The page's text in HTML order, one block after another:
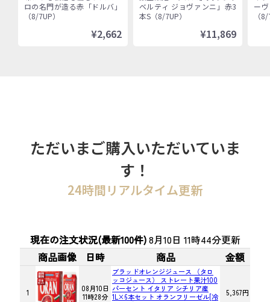
ロの名門が造る赤「ドルバ」
（8/7UP）
¥2,662
ベルティ ジョヴァン
ニ」赤3本セット
ベルティ ジョヴァンニ」赤3
本S（8/7UP）
¥11,869
ー
（
ただいまご購入いただいていま
す！
24時間リアルタイム更新